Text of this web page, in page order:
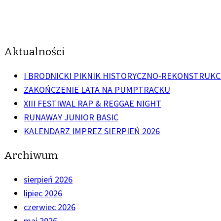
Aktualności
I BRODNICKI PIKNIK HISTORYCZNO-
ZAKOŃCZENIE LATA NA PUMPTRACKU
XIII FESTIWAL RAP & REGGAE NIGHT
RUNAWAY JUNIOR BASIC
KALENDARZ IMPREZ SIERPIEŃ 2026
Archiwum
sierpień 2026
lipiec 2026
czerwiec 2026